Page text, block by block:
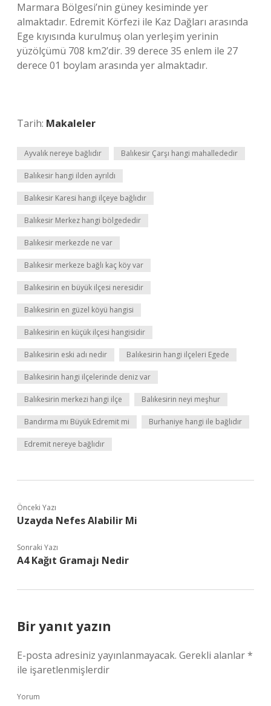
Marmara Bölgesi’nin güney kesiminde yer
almaktadır. Edremit Körfezi ile Kaz Dağları arasında
Ege kıyısında kurulmuş olan yerleşim yerinin
yüzölçümü 708 km2’dir. 39 derece 35 enlem ile 27
derece 01 boylam arasında yer almaktadır.
Tarih: Makaleler
Ayvalık nereye bağlıdır Balıkesir Çarşı hangi mahallededir
Balıkesir hangi ilden ayrıldı
Balıkesir Karesi hangi ilçeye bağlıdır
Balıkesir Merkez hangi bölgededir
Balıkesir merkezde ne var
Balıkesir merkeze bağlı kaç köy var
Balıkesirin en büyük ilçesi neresidir
Balıkesirin en güzel köyü hangisi
Balıkesirin en küçük ilçesi hangisidir
Balıkesirin eski adı nedir Balıkesirin hangi ilçeleri Egede
Balıkesirin hangi ilçelerinde deniz var
Balıkesirin merkezi hangi ilçe Balıkesirin neyi meşhur
Bandırma mı Büyük Edremit mi Burhaniye hangi ile bağlıdır
Edremit nereye bağlıdır
Önceki Yazı
Uzayda Nefes Alabilir Mi
Sonraki Yazı
A4 Kağıt Gramajı Nedir
Bir yanıt yazın
E-posta adresiniz yayınlanmayacak. Gerekli alanlar*
ile işaretlenmişlerdir
Yorum